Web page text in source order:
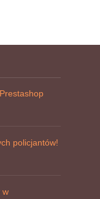
policjantów!
w